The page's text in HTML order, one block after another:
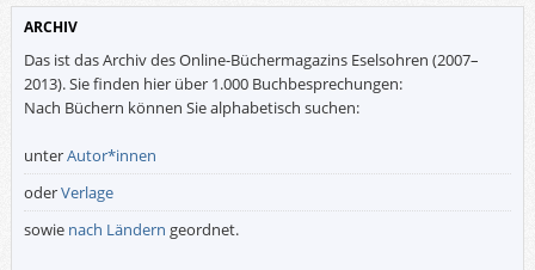
ARCHIV
Das ist das Archiv des Online-Büchermagazins Eselsohren (2007–
2013). Sie finden hier über 1.000 Buchbesprechungen:
Nach Büchern können Sie alphabetisch suchen:
unterAutor*innen
oderVerlage
sowie nach Ländern geordnet.